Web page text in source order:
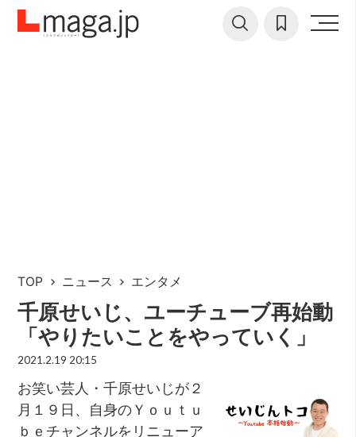
TOP ニュース エンタメ
千原せいじ、ユーチューブ再始動
「やりたいことをやっていく」
2021.2.19 20:15
お笑い芸人・千原せいじが２
月１９日、自身のＹｏｕｔｕ
ｂｅチャンネルをリニューア